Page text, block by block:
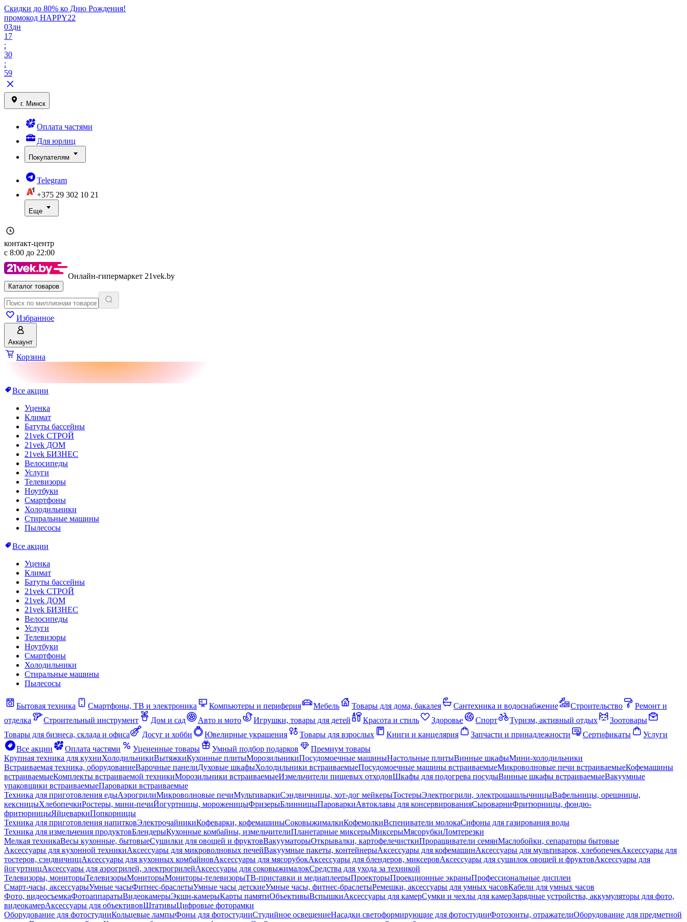
Скидки до 80% ко Дню Рождения!
промокод HAPPY22
03дн
17
:
30
:
59
г. Минск
Оплата частями
Для юрлиц
Покупателям
Telegram
+375 29 302 10 21
Еще
контакт-центр
с 8:00 до 22:00
Онлайн-гипермаркет 21vek.by
Каталог товаров
Избранное
Аккаунт
Корзина
Все акции
Уценка
Климат
Батуты бассейны
21vek СТРОЙ
21vek ДОМ
21vek БИЗНЕС
Велосипеды
Услуги
Телевизоры
Ноутбуки
Смартфоны
Холодильники
Стиральные машины
Пылесосы
Все акции
Уценка
Климат
Батуты бассейны
21vek СТРОЙ
21vek ДОМ
21vek БИЗНЕС
Велосипеды
Услуги
Телевизоры
Ноутбуки
Смартфоны
Холодильники
Стиральные машины
Пылесосы
Бытовая техника Смартфоны, ТВ и электроника Компьютеры и периферия Мебель Товары для дома, бакалея Сантехника и водоснабжение Строительство
Ремонт и
отделка
Строительный инструмент Дом и сад Авто и мото Игрушки, товары для детей Красота и стиль Здоровье Спорт Туризм, активный отдых
Зоотовары
Товары для бизнеса, склада и офиса
Досуг и хобби Ювелирные украшения Товары для взрослых Книги и канцелярия Запчасти и принадлежности Сертификаты
Услуги
Все акции
Оплата частями Уцененные товары Умный подбор подарков
Премиум товары
Крупная техника для кухниХолодильникиВытяжкиКухонные плитыМорозильникиПосудомоечные машиныНастольные плитыВинные шкафыМини-холодильники
Встраиваемая техника, оборудованиеВарочные панелиДуховые шкафыХолодильники встраиваемыеПосудомоечные машины встраиваемыеМикроволновые печи встраиваемыеКофемашины
встраиваемыеКомплекты встраиваемой техникиМорозильники встраиваемыеИзмельчители пищевых отходовШкафы для подогрева посудыВинные шкафы встраиваемыеВакуумные
упаковщики встраиваемыеПароварки встраиваемые
Техника для приготовления едыАэрогрилиМикроволновые печиМультиваркиСэндвичницы, хот-дог мейкерыТостерыЭлектрогрили, электрошашлычницыВафельницы, орешницы,
кексницыХлебопечкиРостеры, мини-печиЙогуртницы, мороженицыФризерыБлинницыПароваркиАвтоклавы для консервированияСыроварниФритюрницы, фондю-
фритюрницыЯйцеваркиПопкорницы
Техника для приготовления напитковЭлектрочайникиКофеварки, кофемашиныСоковыжималкиКофемолкиВспениватели молокаСифоны для газирования воды
Техника для измельчения продуктовБлендерыКухонные комбайны, измельчителиПланетарные миксерыМиксерыМясорубкиЛомтерезки
Мелкая техникаВесы кухонные, бытовыеСушилки для овощей и фруктовВакууматорыОткрывалки, картофелечисткиПроращиватели семянМаслобойки, сепараторы бытовые
Аксессуары для кухонной техникиАксессуары для микроволновых печейВакуумные пакеты, контейнерыАксессуары для кофемашинАксессуары для мультиварок, хлебопечекАксессуары для
тостеров, сэндвичницАксессуары для кухонных комбайновАксессуары для мясорубокАксессуары для блендеров, миксеровАксессуары для сушилок овощей и фруктовАксессуары для
йогуртницАксессуары для аэрогрилей, электрогрилейАксессуары для соковыжималокСредства для ухода за техникой
Телевизоры, мониторыТелевизорыМониторыМониторы-телевизорыТВ-приставки и медиаплеерыПроекторыПроекционные экраныПрофессиональные дисплеи
Смарт-часы, аксессуарыУмные часыФитнес-браслетыУмные часы детскиеУмные часы, фитнес-браслетыРемешки, аксессуары для умных часовКабели для умных часов
Фото, видеосъемкаФотоаппаратыВидеокамерыЭкшн-камерыКарты памятиОбъективыВспышкиАксессуары для камерСумки и чехлы для камерЗарядные устройства, аккумуляторы для фото,
видеокамерАксессуары для объективовШтативыЦифровые фоторамки
Оборудование для фотостудииКольцевые лампыФоны для фотостудииСтудийное освещениеНасадки светоформирующие для фотостудииФотозонты, отражателиОборудование для предметной